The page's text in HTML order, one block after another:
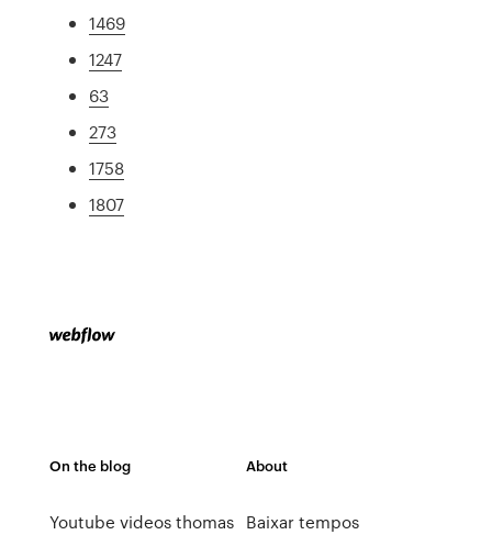
1469
1247
63
273
1758
1807
On the blog
Youtube videos thomas
About
Baixar tempos